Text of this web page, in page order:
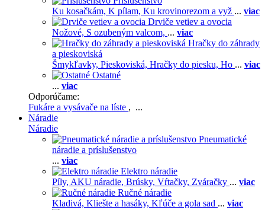
Ku kosačkám, K pílam, Ku krovinorezom a vyž ... viac
Drviče vetiev a ovocia
Nožové, S ozubeným valcom, ... viac
Hračky do záhrady
a pieskoviská
Šmykľavky, Pieskoviská, Hračky do piesku, Ho ... viac
Ostatné
... viac
Odporúčame:
Fukáre a vysávače na líste , ...
Náradie
Náradie
Pneumatické
náradie a príslušenstvo
... viac
Elektro náradie
Píly, AKU náradie, Brúsky, Vŕtačky, Zváračky ... viac
Ručné náradie
Kladivá, Kliešte a hasáky, Kľúče a gola sad ... viac